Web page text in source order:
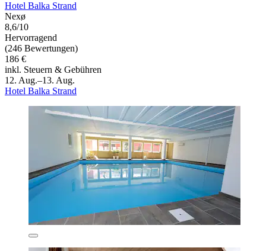
Hotel Balka Strand
Nexø
8,6/10
Hervorragend
(246 Bewertungen)
186 €
inkl. Steuern & Gebühren
12. Aug.–13. Aug.
Hotel Balka Strand